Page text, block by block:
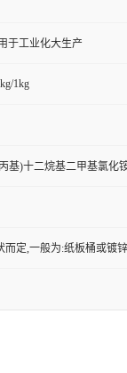
于工业化大生产
1kg
基)十二烷基二甲基氯化
而定,一般为:纸板桶或镀